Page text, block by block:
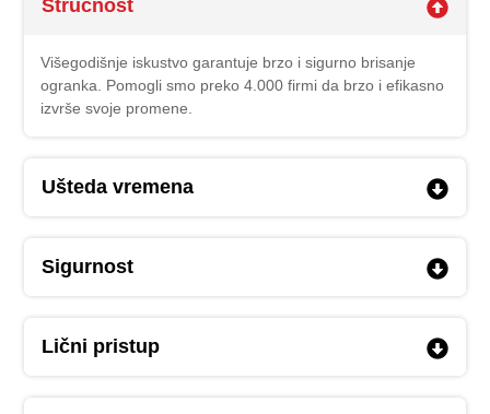
Stručnost
Višegodišnje iskustvo garantuje brzo i sigurno brisanje
ogranka. Pomogli smo preko 4.000 firmi da brzo i efikasno
izvrše svoje promene.
Ušteda vremena
Sigurnost
Lični pristup